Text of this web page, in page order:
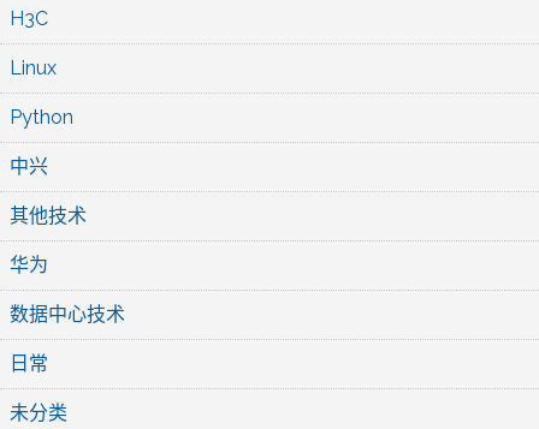
H3C
Linux
Python
中兴
其他技术
华为
数据中心技术
日常
未分类